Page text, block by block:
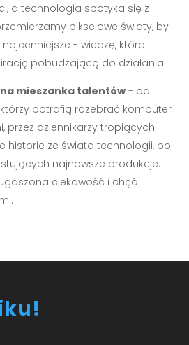
a technologia spotyka się z
pikselowe światy, by
- wiedzę, która
pobudzającą do działania.
mieszanka talentów - od
potrafią rozebrać komputer
przez dziennikarzy tropiących
historie ze świata technologii, po
najnowsze produkcje.
ciekawość i chęć